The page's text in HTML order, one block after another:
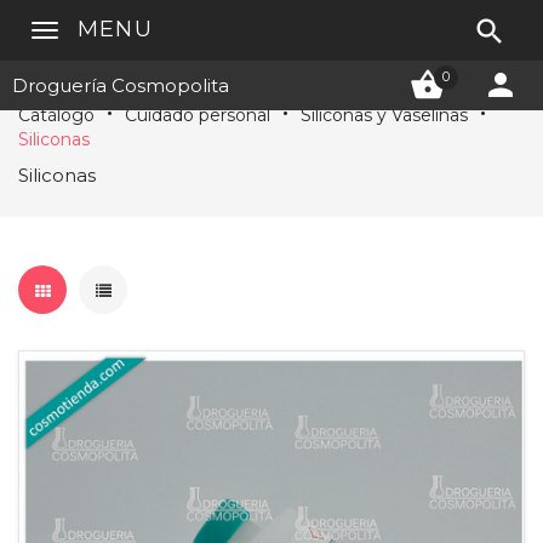
Droguería Cosmopolita 0 
MENU 
Catálogo Cuidado personal
Siliconas y Vaselinas
Siliconas
Siliconas